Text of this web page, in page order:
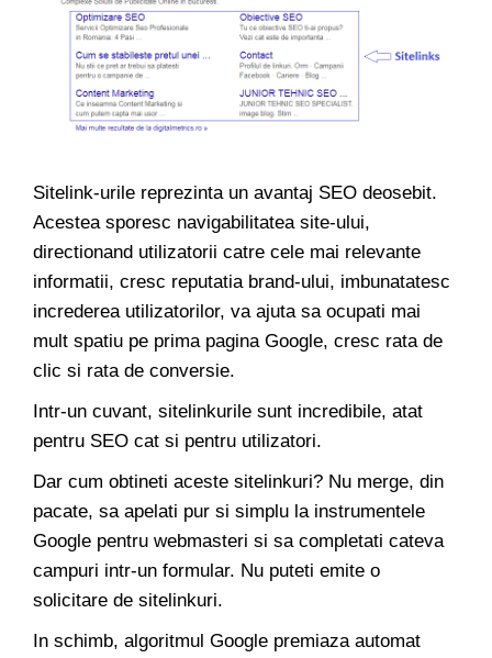
Sitelink-urile reprezinta un avantaj SEO deosebit.
Acestea sporesc navigabilitatea site-ului,
directionand utilizatorii catre cele mai relevante
informatii, cresc reputatia brand-ului, imbunatatesc
increderea utilizatorilor, va ajuta sa ocupati mai
mult spatiu pe prima pagina Google, cresc rata de
clic si rata de conversie.
Intr-un cuvant, sitelinkurile sunt incredibile, atat
pentru SEO cat si pentru utilizatori.
Dar cum obtineti aceste sitelinkuri? Nu merge, din
pacate, sa apelati pur si simplu la instrumentele
Google pentru webmasteri si sa completati cateva
campuri intr-un formular. Nu puteti emite o
solicitare de sitelinkuri.
In schimb, algoritmul Google premiaza automat